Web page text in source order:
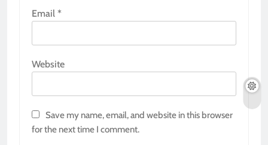
Email *
Website
Save my name, email, and website in this browser
for the next time I comment.